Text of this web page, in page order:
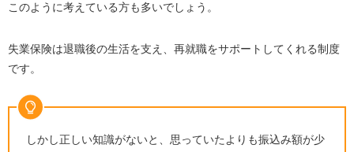
このように考えている方も多いでしょう。
失業保険は退職後の生活を支え、再就職をサポートしてくれる制度
です。
しかし正しい知識がないと、思っていたよりも振込み額が少